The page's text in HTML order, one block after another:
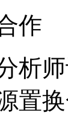
作
析
置换